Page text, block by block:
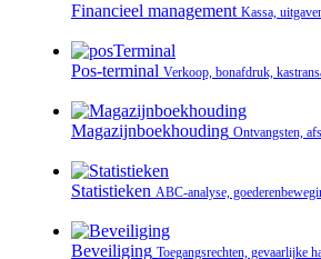
Financieel management Kassa,
Pos-terminal Verkoop, bonafdruk,
Magazijnboekhouding Ontvangsten,
Statistieken ABC-analyse,
Beveiliging Toegangsrechten, gevaarlijke